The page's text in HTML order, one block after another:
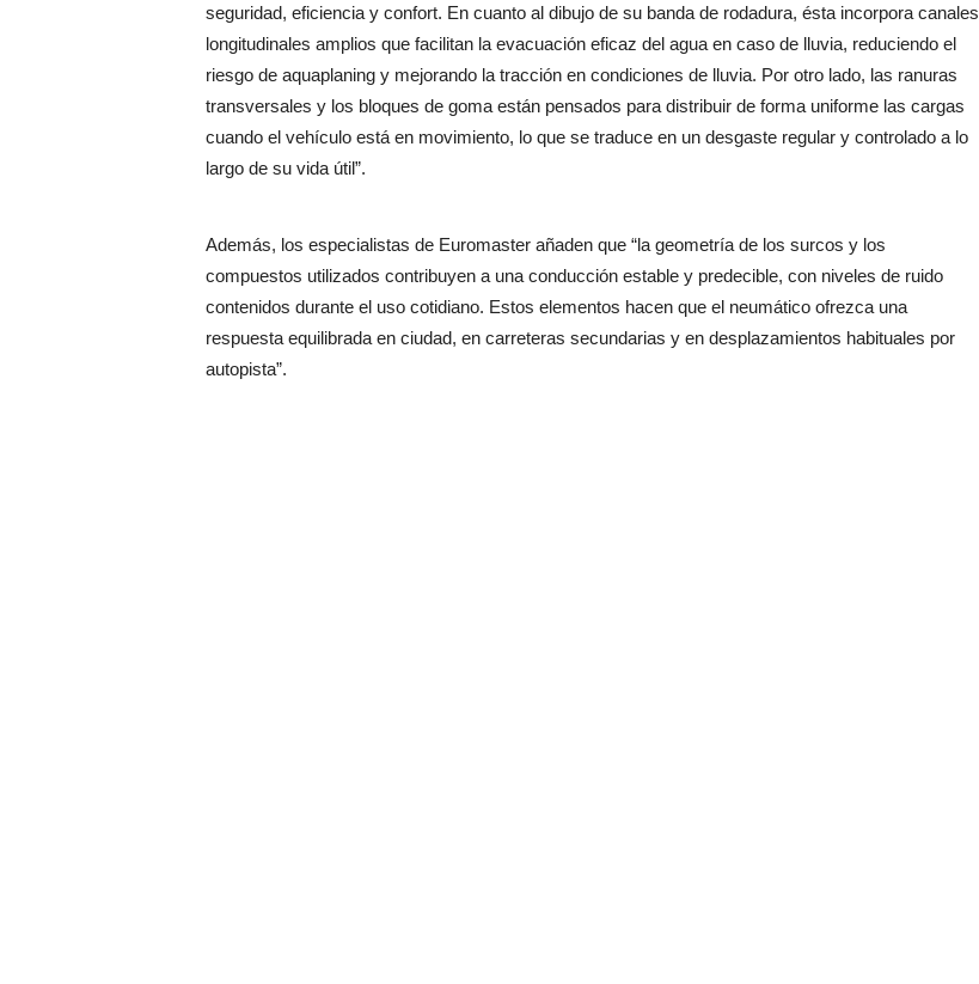
seguridad, eficiencia y confort. En cuanto al dibujo de su banda de rodadura, ésta incorpora canales
longitudinales amplios que facilitan la evacuación eficaz del agua en caso de lluvia, reduciendo el
riesgo de aquaplaning y mejorando la tracción en condiciones de lluvia. Por otro lado, las ranuras
transversales y los bloques de goma están pensados para distribuir de forma uniforme las cargas
cuando el vehículo está en movimiento, lo que se traduce en un desgaste regular y controlado a lo
largo de su vida útil”.
Además, los especialistas de Euromaster añaden que “la geometría de los surcos y los
compuestos utilizados contribuyen a una conducción estable y predecible, con niveles de ruido
contenidos durante el uso cotidiano. Estos elementos hacen que el neumático ofrezca una
respuesta equilibrada en ciudad, en carreteras secundarias y en desplazamientos habituales por
autopista”.